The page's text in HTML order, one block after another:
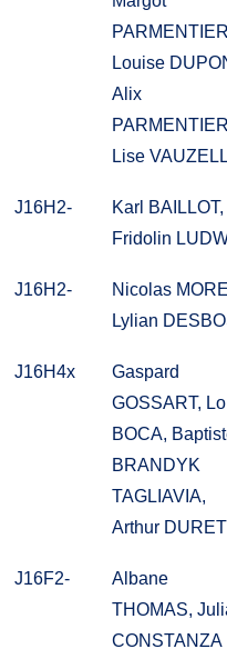
Louise
Alix
Lise
J16H2-
Karl BAILLOT,
Fridolin
J16H2-
Nicolas
Lylian
J16H4x
Gaspard
GOSSART,
BOCA,
BRANDYK
TAGLIAVIA,
Arthur DURET
J16F2-
Albane
THOMAS,
CONSTANZA